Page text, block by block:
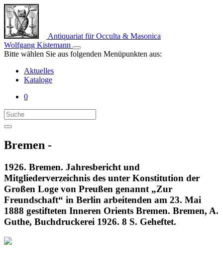
Antiquariat für Occulta & Masonica
Wolfgang Kistemann
Bitte wählen Sie aus folgenden Menüpunkten aus:
Aktuelles
Kataloge
0
Bremen -
1926. Bremen. Jahresbericht und
Mitgliederverzeichnis des unter Konstitution der
Großen Loge von Preußen genannt „Zur
Freundschaft“ in Berlin arbeitenden am 23. Mai
1888 gestifteten Inneren Orients Bremen. Bremen, A.
Guthe, Buchdruckerei 1926. 8 S. Geheftet.